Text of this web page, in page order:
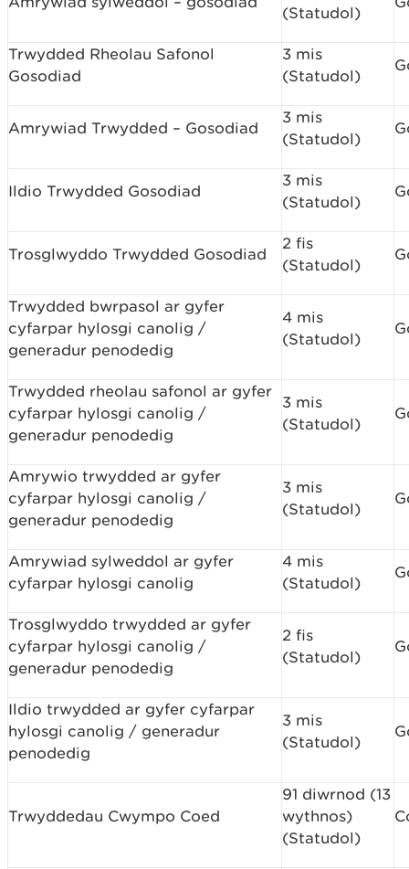
(Statudol)
Trwydded Rheolau Safonol
Gosodiad
3 mis
(Statudol)
Amrywiad Trwydded – Gosodiad
3 mis
(Statudol)
Ildio Trwydded Gosodiad
3 mis
(Statudol)
Trosglwyddo Trwydded Gosodiad
2 fis
(Statudol)
Trwydded bwrpasol ar gyfer
cyfarpar hylosgi canolig /
generadur penodedig
4 mis
(Statudol)
Trwydded rheolau safonol ar gyfer
cyfarpar hylosgi canolig /
generadur penodedig
3 mis
(Statudol)
Amrywio trwydded ar gyfer
cyfarpar hylosgi canolig /
generadur penodedig
3 mis
(Statudol)
Amrywiad sylweddol ar gyfer
cyfarpar hylosgi canolig
4 mis
(Statudol)
Trosglwyddo trwydded ar gyfer
cyfarpar hylosgi canolig /
generadur penodedig
2 fis
(Statudol)
Ildio trwydded ar gyfer cyfarpar
hylosgi canolig / generadur
penodedig
3 mis
(Statudol)
Trwyddedau Cwympo Coed
91 diwrnod (13
wythnos)
(Statudol)